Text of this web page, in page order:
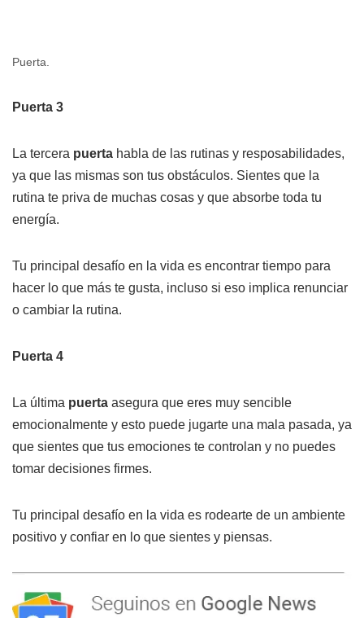
Puerta.
Puerta 3
La tercera puerta habla de las rutinas y resposabilidades,
ya que las mismas son tus obstáculos. Sientes que la
rutina te priva de muchas cosas y que absorbe toda tu
energía.
Tu principal desafío en la vida es encontrar tiempo para
hacer lo que más te gusta, incluso si eso implica renunciar
o cambiar la rutina.
Puerta 4
La última puerta asegura que eres muy sencible
emocionalmente y esto puede jugarte una mala pasada, ya
que sientes que tus emociones te controlan y no puedes
tomar decisiones firmes.
Tu principal desafío en la vida es rodearte de un ambiente
positivo y confiar en lo que sientes y piensas.